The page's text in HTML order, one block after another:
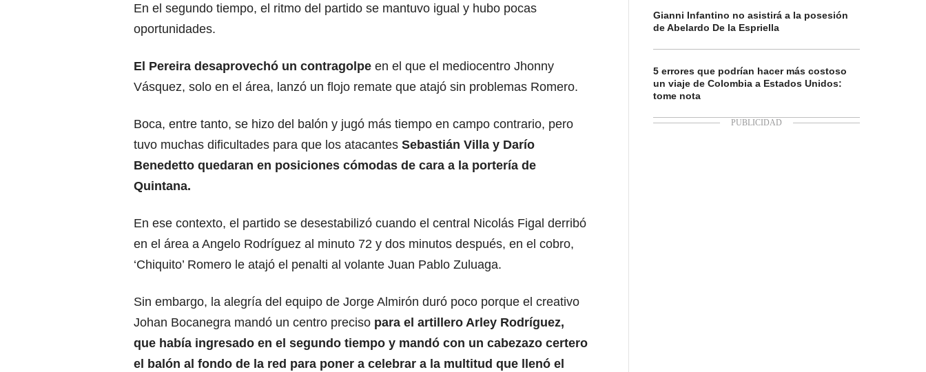
En el segundo tiempo, el ritmo del partido se mantuvo igual y hubo pocas
oportunidades.
El Pereira desaprovechó un contragolpe en el que el mediocentro Jhonny
Vásquez, solo en el área, lanzó un flojo remate que atajó sin problemas Romero.
Boca, entre tanto, se hizo del balón y jugó más tiempo en campo contrario, pero
tuvo muchas dificultades para que los atacantes Sebastián Villa y Darío
Benedetto quedaran en posiciones cómodas de cara a la portería de
Quintana.
En ese contexto, el partido se desestabilizó cuando el central Nicolás Figal derribó
en el área a Angelo Rodríguez al minuto 72 y dos minutos después, en el cobro,
‘Chiquito’ Romero le atajó el penalti al volante Juan Pablo Zuluaga.
Sin embargo, la alegría del equipo de Jorge Almirón duró poco porque el creativo
Johan Bocanegra mandó un centro preciso para el artillero Arley Rodríguez,
que había ingresado en el segundo tiempo y mandó con un cabezazo certero
el balón al fondo de la red para poner a celebrar a la multitud que llenó el
Gianni Infantino no asistirá a la posesión
de Abelardo De la Espriella
5 errores que podrían hacer más costoso
un viaje de Colombia a Estados Unidos:
tome nota